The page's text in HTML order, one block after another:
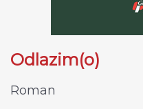
Odlazim(o)
Roman